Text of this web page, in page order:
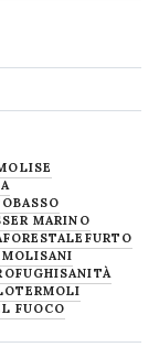
MARINO
FORESTALE FURTO
MOLISANI
SANITÀ
TERMOLI
FUOCO